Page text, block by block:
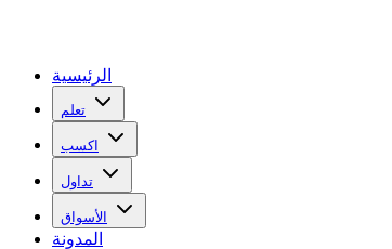
الرئيسية
تعلم
اكسب
تداول
الأسواق
المدونة